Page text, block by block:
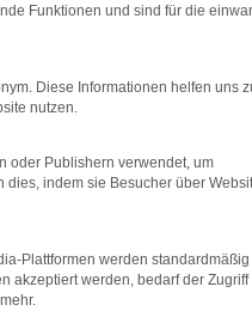
einer
Funktionen und sind für die
Diese Informationen helfen uns
nutzen.
oder Publishern verwendet, um
indem sie Besucher über
Plattformen werden standardmäßig
akzeptiert werden, bedarf der Zugriff